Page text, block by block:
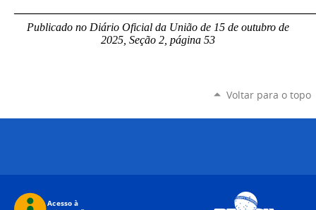
Publicado no Diário Oficial da União de 15 de outubro de
2025, Seção 2, página 53
Voltar para o topo